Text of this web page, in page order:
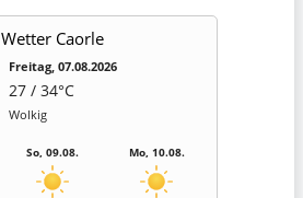
Wetter Caorle
Freitag, 07.08.2026
27 / 34°C
Wolkig
So, 09.08. Mo, 10.08.